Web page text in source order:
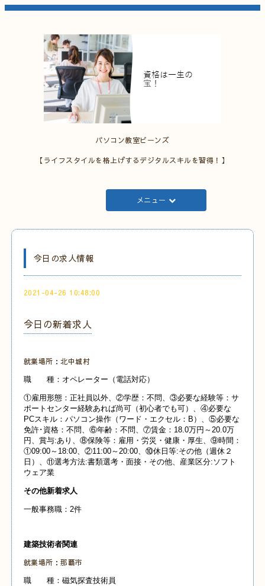
パソコン教室ビーンズ
【ライフスタイルを格上げするデジタルスキルを習得！】
メニュー
今日の求人情報
2021-04-26 10:48:00
今日の新着求人
就業場所：北中城村
職 種：オペレーター（電話対応）
①雇用形態：正社員以外、②学歴：不問、③必要な経験等：サ
ポートセンター経験あれば尚可（初心者でも可）、④必要な
PCスキル：パソコン操作（ワード・エクセル：B）、⑤必要な
免許･資格：不問、⑥年齢：不問、⑦賃金：18.0万円～20.0万
円、賞与:あり、⑧保険等：雇用・労災・健康・厚生、⑨時間：
①09:00～18:00、②11:00～20:00、⑩休日等:その他（週休２
日）、⑪選考方法:書類選考・面接・その他、産業区分:ソフト
ウェア業
その他新着求人
一般事務職：2件
建築技術者関連
就業場所：那覇市
職 種：磁気探査技術員